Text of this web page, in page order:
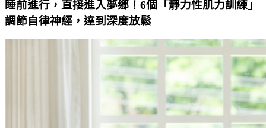
睡前進行，直接進入夢鄉！6個「靜力性肌力訓練」
調節自律神經，達到深度放鬆